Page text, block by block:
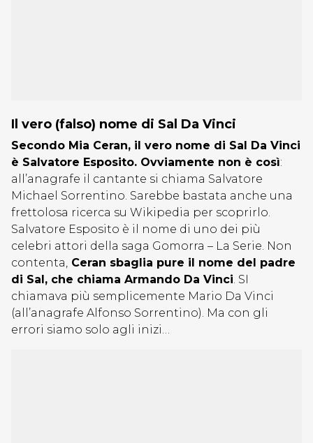
Il vero (falso) nome di Sal Da Vinci
Secondo Mia Ceran, il vero nome di Sal Da Vinci
è Salvatore Esposito. Ovviamente non è così:
all’anagrafe il cantante si chiama Salvatore
Michael Sorrentino. Sarebbe bastata anche una
frettolosa ricerca su Wikipedia per scoprirlo.
Salvatore Esposito è il nome di uno dei più
celebri attori della saga Gomorra – La Serie. Non
contenta, Ceran sbaglia pure il nome del padre
di Sal, che chiama Armando Da Vinci. SI
chiamava più semplicemente Mario Da Vinci
(all’anagrafe Alfonso Sorrentino). Ma con gli
errori siamo solo agli inizi…